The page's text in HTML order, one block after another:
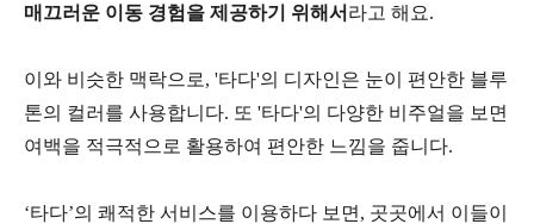
매끄러운 이동 경험을 제공하기 위해서 라고 해요.
이와 비슷한 맥락으로, '타다'의 디자인은 눈이 편안한 블루
톤의 컬러를 사용합니다. 또 '타다'의 다양한 비주얼을 보면
여백을 적극적으로 활용하여 편안한 느낌을 줍니다.
‘타다’의 쾌적한 서비스를 이용하다 보면, 곳곳에서 이들이